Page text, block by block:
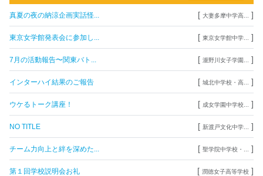
真夏の夜の納涼企画実話怪... [ 大妻多摩中学高... ]
東京女学館発表会に参加し... [ 東京女学館中学... ]
7月の活動報告〜関東バト... [ 瀧野川女子学園... ]
インターハイ結果のご報告 [ 城北中学校・高... ]
ウケるトーク講座！ [ 成女学園中学校... ]
NO TITLE [ 新渡戸文化中学... ]
チーム力向上と絆を深めた... [ 聖学院中学校・... ]
第１回学校説明会お礼 [ 潤徳女子高等学校 ]